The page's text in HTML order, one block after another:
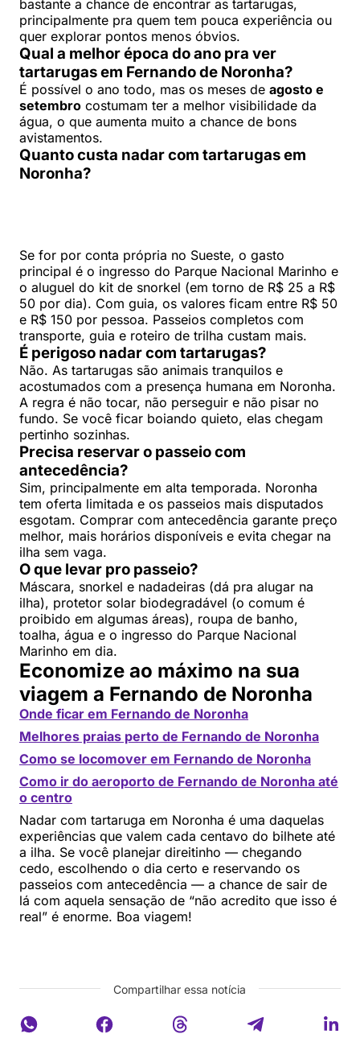
bastante a chance de encontrar as tartarugas,
principalmente pra quem tem pouca experiência ou
quer explorar pontos menos óbvios.
Qual a melhor época do ano pra ver
tartarugas em Fernando de Noronha?
É possível o ano todo, mas os meses de agosto e
setembro costumam ter a melhor visibilidade da
água, o que aumenta muito a chance de bons
avistamentos.
Quanto custa nadar com tartarugas em
Noronha?
Se for por conta própria no Sueste, o gasto
principal é o ingresso do Parque Nacional Marinho e
o aluguel do kit de snorkel (em torno de R$ 25 a R$
50 por dia). Com guia, os valores ficam entre R$ 50
e R$ 150 por pessoa. Passeios completos com
transporte, guia e roteiro de trilha custam mais.
É perigoso nadar com tartarugas?
Não. As tartarugas são animais tranquilos e
acostumados com a presença humana em Noronha.
A regra é não tocar, não perseguir e não pisar no
fundo. Se você ficar boiando quieto, elas chegam
pertinho sozinhas.
Precisa reservar o passeio com
antecedência?
Sim, principalmente em alta temporada. Noronha
tem oferta limitada e os passeios mais disputados
esgotam. Comprar com antecedência garante preço
melhor, mais horários disponíveis e evita chegar na
ilha sem vaga.
O que levar pro passeio?
Máscara, snorkel e nadadeiras (dá pra alugar na
ilha), protetor solar biodegradável (o comum é
proibido em algumas áreas), roupa de banho,
toalha, água e o ingresso do Parque Nacional
Marinho em dia.
Economize ao máximo na sua
viagem a Fernando de Noronha
Onde ficar em Fernando de Noronha
Melhores praias perto de Fernando de Noronha
Como se locomover em Fernando de Noronha
Como ir do aeroporto de Fernando de Noronha até
o centro
Nadar com tartaruga em Noronha é uma daquelas
experiências que valem cada centavo do bilhete até
a ilha. Se você planejar direitinho — chegando
cedo, escolhendo o dia certo e reservando os
passeios com antecedência — a chance de sair de
lá com aquela sensação de “não acredito que isso é
real” é enorme. Boa viagem!
Compartilhar essa notícia